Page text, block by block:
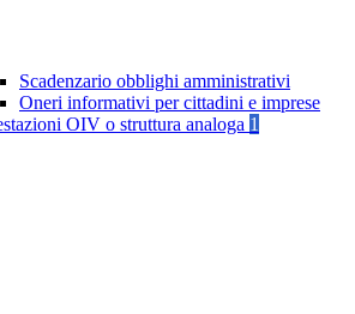
Scadenzario obblighi amministrativi
Oneri informativi per cittadini e imprese
OIV o struttura analoga 1